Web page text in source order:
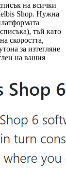
на всички
Shop. Нужна
тъй като
скоростта,
за изтегляне
на вашия